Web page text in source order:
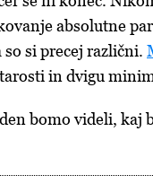
absolutne
si precej različni.
in dvigu
bomo videli, kaj